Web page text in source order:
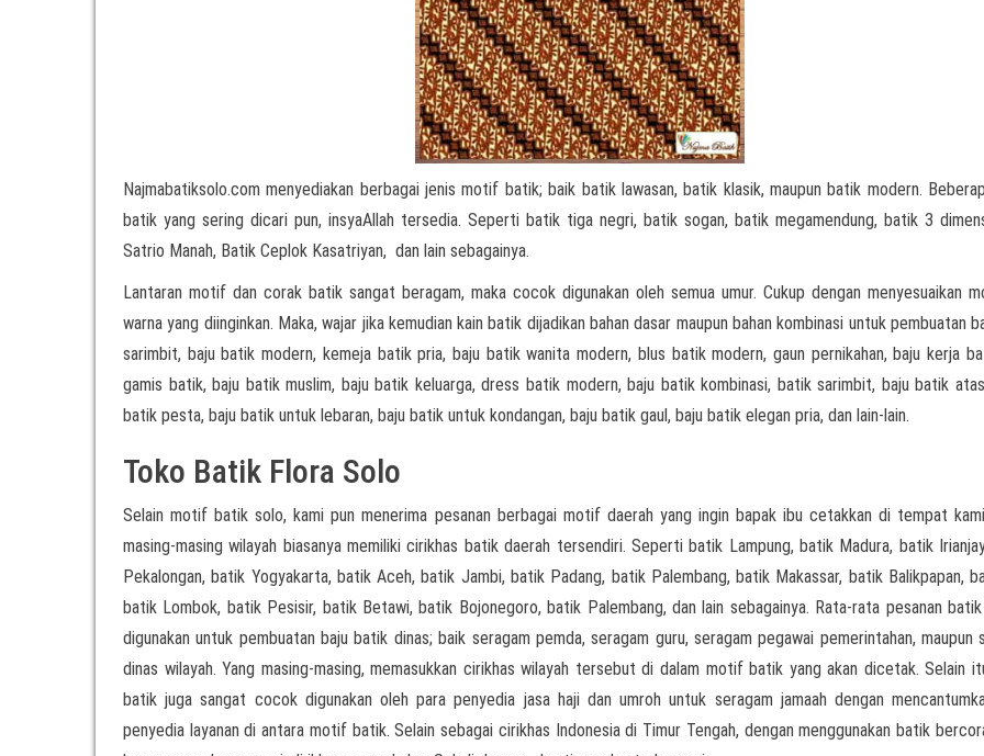
Najmabatiksolo.com menyediakan berbagai jenis motif batik; baik batik lawasan, batik klasik, maupun batik modern.
batik yang sering dicari pun, insyaAllah tersedia. Seperti batik tiga negri, batik sogan, batik megamendung, batik 3
Satrio Manah, Batik Ceplok Kasatriyan, dan lain sebagainya.
Lantaran motif dan corak batik sangat beragam, maka cocok digunakan oleh semua umur. Cukup dengan menyesuaikan
warna yang diinginkan. Maka, wajar jika kemudian kain batik dijadikan bahan dasar maupun bahan kombinasi untuk pembuatan
sarimbit, baju batik modern, kemeja batik pria, baju batik wanita modern, blus batik modern, gaun pernikahan, baju kerja
gamis batik, baju batik muslim, baju batik keluarga, dress batik modern, baju batik kombinasi, batik sarimbit, baju batik
batik pesta, baju batik untuk lebaran, baju batik untuk kondangan, baju batik gaul, baju batik elegan pria, dan lain-lain.
Toko Batik Flora Solo
Selain motif batik solo, kami pun menerima pesanan berbagai motif daerah yang ingin bapak ibu cetakkan di tempat
masing-masing wilayah biasanya memiliki cirikhas batik daerah tersendiri. Seperti batik Lampung, batik Madura, batik
Pekalongan, batik Yogyakarta, batik Aceh, batik Jambi, batik Padang, batik Palembang, batik Makassar, batik Balikpapan,
batik Lombok, batik Pesisir, batik Betawi, batik Bojonegoro, batik Palembang, dan lain sebagainya. Rata-rata pesanan batik
digunakan untuk pembuatan baju batik dinas; baik seragam pemda, seragam guru, seragam pegawai pemerintahan, maupun
dinas wilayah. Yang masing-masing, memasukkan cirikhas wilayah tersebut di dalam motif batik yang akan dicetak. Selain
batik juga sangat cocok digunakan oleh para penyedia jasa haji dan umroh untuk seragam jamaah dengan
penyedia layanan di antara motif batik. Selain sebagai cirikhas Indonesia di Timur Tengah, dengan menggunakan batik